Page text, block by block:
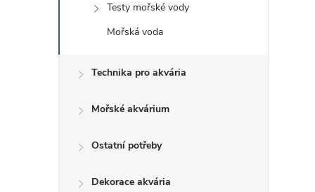
n
Testy mořské vody
Mořská voda
Technika pro akvária
Mořské akvárium
Ostatní potřeby
Dekorace akvária